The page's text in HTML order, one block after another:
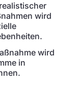
wird
wird
in